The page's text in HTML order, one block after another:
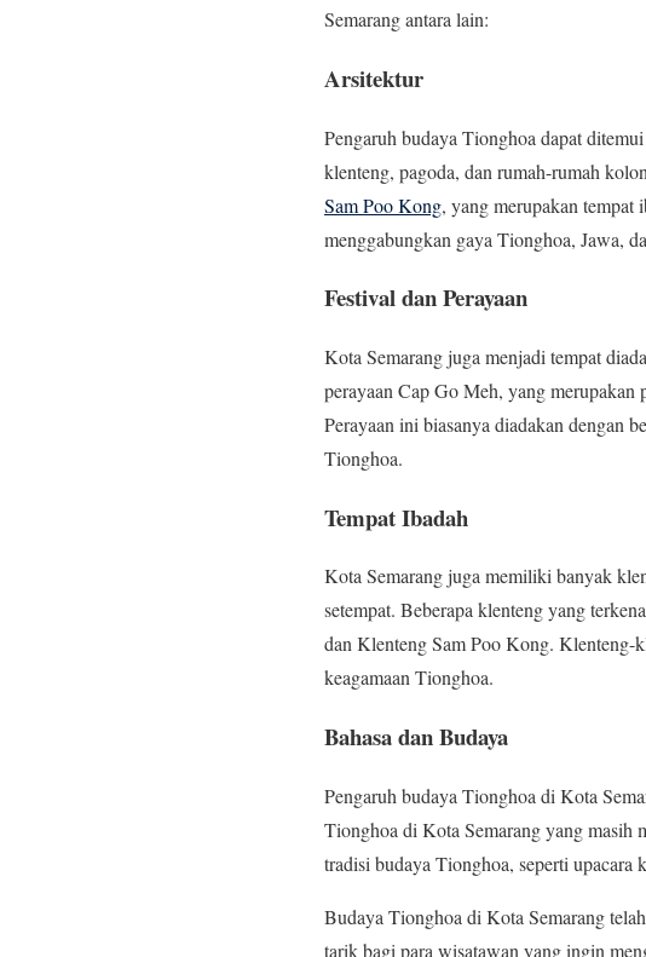
Semarang antara lain:
Arsitektur
Pengaruh budaya Tionghoa dapat
klenteng, pagoda, dan rumah-rumah
Sam Poo Kong, yang merupakan tempat
menggabungkan gaya Tionghoa, Jawa,
Festival dan Perayaan
Kota Semarang juga menjadi tempat
perayaan Cap Go Meh, yang
Perayaan ini biasanya diadakan dengan
Tionghoa.
Tempat Ibadah
Kota Semarang juga memiliki banyak
setempat. Beberapa klenteng yang
dan Klenteng Sam Poo Kong. Klenteng-
keagamaan Tionghoa.
Bahasa dan Budaya
Pengaruh budaya Tionghoa di Kota
Tionghoa di Kota Semarang yang masih
tradisi budaya Tionghoa, seperti upacara
Budaya Tionghoa di Kota Semarang
tarik bagi para wisatawan yang ingin